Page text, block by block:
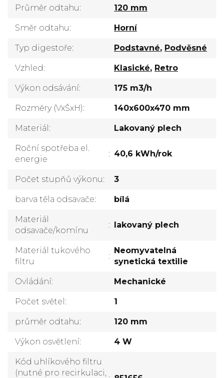
Průměr odtahu: 120 mm
Směr odtahu: Horní
Typ digestoře: Podstavné, Podvěsné
Vzhled: Klasické, Retro
Výkon odsávání: 175 m3/h
Rozměry (VxŠxH): 140x600x470 mm
Materiál : Lakovaný plech
Roční spotřeba el.
energie
: 40,6 kWh/rok
Počet stupňů výkonu: 3
barva těla odsavače: bílá
Materiál
odsavače/komínu
: lakovaný plech
Materiál tukového
filtru
:
Neomyvatelná
synetická textilie
Ovládání: Mechanické
Počet světel : 1
průměr odtahu: 120 mm
Výkon osvětlení: 4 W
Kód uhlíkového filtru
(nutné pro recirkulaci,